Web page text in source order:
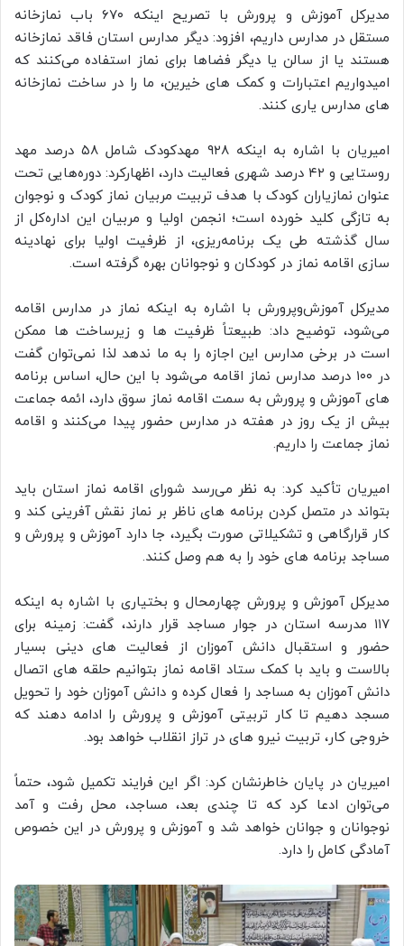
مدیرکل آموزش‌ و پرورش با تصریح اینکه ۶۷۰ باب نمازخانه
مستقل در مدارس داریم، افزود: دیگر مدارس استان فاقد نمازخانه
هستند یا از سالن یا دیگر فضاها برای نماز استفاده می‌کنند که
امیدواریم اعتبارات و کمک‌ های خیرین، ما را در ساخت نمازخانه‌
های مدارس یاری کنند.
امیریان با اشاره به اینکه ۹۲۸ مهدکودک شامل ۵۸ درصد مهد
روستایی و ۴۲ درصد شهری فعالیت دارد، اظهارکرد: دوره‌هایی تحت
عنوان نمازیاران کودک با هدف تربیت مربیان نماز کودک و نوجوان
به تازگی کلید خورده است؛ انجمن اولیا و مربیان این اداره‌کل از
سال گذشته طی یک برنامه‌ریزی، از ظرفیت اولیا برای نهادینه‌
سازی اقامه نماز در کودکان و نوجوانان بهره گرفته است.
مدیرکل آموزش‌وپرورش با اشاره به اینکه نماز در مدارس اقامه
می‌شود، توضیح داد: طبیعتاً ظرفیت‌ ها و زیرساخت‌ ها ممکن
است در برخی مدارس این اجازه را به ما ندهد لذا نمی‌توان گفت
در ۱۰۰ درصد مدارس نماز اقامه می‌شود با این حال، اساس برنامه‌
های آموزش‌ و پرورش به سمت اقامه نماز سوق دارد، ائمه جماعت
بیش از یک روز در هفته در مدارس حضور پیدا می‌کنند و اقامه
نماز جماعت را داریم.
امیریان تأکید کرد: به نظر می‌رسد شورای اقامه نماز استان باید
بتواند در متصل کردن برنامه‌ های ناظر بر نماز نقش‌ آفرینی کند و
کار قرارگاهی و تشکیلاتی صورت بگیرد، جا دارد آموزش‌ و پرورش و
مساجد برنامه‌ های خود را به هم وصل کنند.
مدیرکل آموزش‌ و پرورش چهارمحال‌ و بختیاری با اشاره به اینکه
۱۱۷ مدرسه استان در جوار مساجد قرار دارند، گفت: زمینه برای
حضور و استقبال دانش‌ آموزان از فعالیت‌ های دینی بسیار
بالاست و باید با کمک ستاد اقامه نماز بتوانیم حلقه‌ های اتصال
دانش‌ آموزان به مساجد را فعال کرده و دانش‌ آموزان خود را تحویل
مسجد دهیم تا کار تربیتی آموزش‌ و پرورش را ادامه دهند که
خروجی کار، تربیت نیرو های در تراز انقلاب خواهد بود.
امیریان در پایان خاطرنشان کرد: اگر این فرایند تکمیل شود، حتماً
می‌توان ادعا کرد که تا چندی بعد، مساجد، محل رفت و آمد
نوجوانان و جوانان خواهد شد و آموزش‌ و پرورش در این خصوص
آمادگی کامل را دارد.